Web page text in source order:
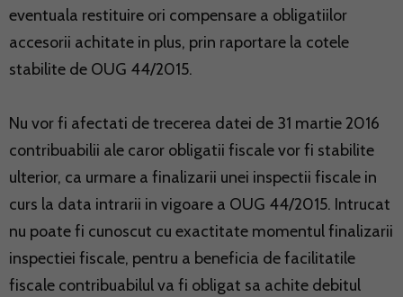
eventuala restituire ori compensare a obligatiilor
accesorii achitate in plus, prin raportare la cotele
stabilite de OUG 44/2015.
Nu vor fi afectati de trecerea datei de 31 martie 2016
contribuabilii ale caror obligatii fiscale vor fi stabilite
ulterior, ca urmare a finalizarii unei inspectii fiscale in
curs la data intrarii in vigoare a OUG 44/2015. Intrucat
nu poate fi cunoscut cu exactitate momentul finalizarii
inspectiei fiscale, pentru a beneficia de facilitatile
fiscale contribuabilul va fi obligat sa achite debitul